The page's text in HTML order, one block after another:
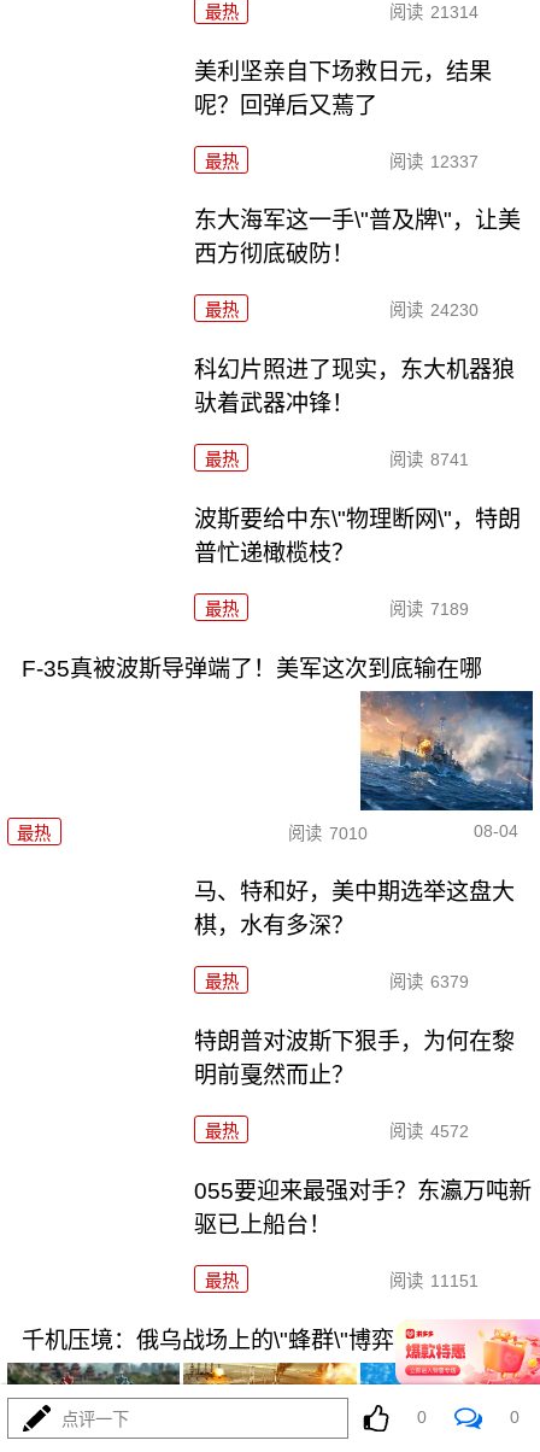
最热 阅读 21314
美利坚亲自下场救日元，结果
呢？回弹后又蔫了
最热 阅读 12337
东大海军这一手\"普及牌\"，让美
西方彻底破防！
最热 阅读 24230
科幻片照进了现实，东大机器狼
驮着武器冲锋！
最热 阅读 8741
波斯要给中东\"物理断网\"，特朗
普忙递橄榄枝？
最热 阅读 7189
F-35真被波斯导弹端了！美军这次到底输在哪
最热 阅读 7010 08-04
马、特和好，美中期选举这盘大
棋，水有多深？
最热 阅读 6379
特朗普对波斯下狠手，为何在黎
明前戛然而止？
最热 阅读 4572
055要迎来最强对手？东瀛万吨新
驱已上船台！
最热 阅读 11151
千机压境：俄乌战场上的\"蜂群\"博弈与东大启示
点评一下 0 0